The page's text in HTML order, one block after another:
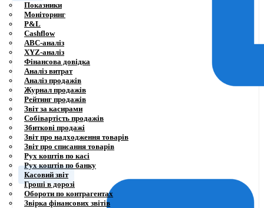
Показники
Моніторинг
P&L
Cashflow
ABC-аналіз
XYZ-аналіз
Фінансова довідка
Аналіз витрат
Аналіз продажів
Журнал продажів
Рейтинг продажів
Звіт за касирами
Собівартість продажів
Збиткові продажі
Звіт про надходження товарів
Звіт про списання товарів
Рух коштів по касі
Рух коштів по банку
Касовий звіт
Гроші в дорозі
Обороти по контрагентах
Звірка фінансових звітів